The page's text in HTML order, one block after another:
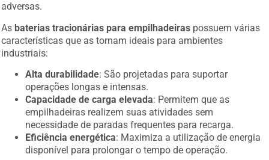
adversas.
As baterias tracionárias para empilhadeiras possuem várias
características que as tornam ideais para ambientes
industriais:
Alta durabilidade: São projetadas para suportar
operações longas e intensas.
Capacidade de carga elevada: Permitem que as
empilhadeiras realizem suas atividades sem
necessidade de paradas frequentes para recarga.
Eficiência energética: Maximiza a utilização de energia
disponível para prolongar o tempo de operação.